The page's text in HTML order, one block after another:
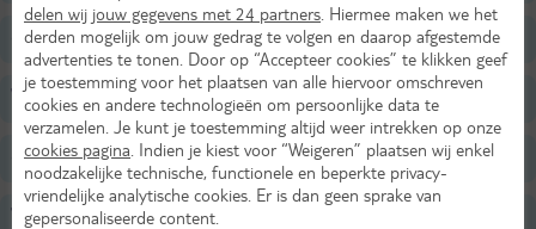
Strand
Wellness
Sport & Activiteiten
Voor de kinderen
delen wij jouw gegevens met 24 partners . Hiermee maken we het
derden mogelijk om jouw gedrag te volgen en daarop afgestemde
advertenties te tonen. Door op “Accepteer cookies” te klikken geef
je toestemming voor het plaatsen van alle hiervoor omschreven
cookies en andere technologieën om persoonlijke data te
verzamelen. Je kunt je toestemming altijd weer intrekken op onze
cookies pagina . Indien je kiest voor “Weigeren” plaatsen wij enkel
noodzakelijke technische, functionele en beperkte privacy-
vriendelijke analytische cookies. Er is dan geen sprake van
gepersonaliseerde content.